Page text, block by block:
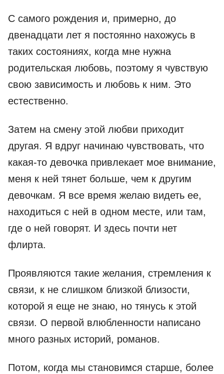
С самого рождения и, примерно, до
двенадцати лет я постоянно нахожусь в
таких состояниях, когда мне нужна
родительская любовь, поэтому я чувствую
свою зависимость и любовь к ним. Это
естественно.
Затем на смену этой любви приходит
другая. Я вдруг начинаю чувствовать, что
какая-то девочка привлекает мое внимание,
меня к ней тянет больше, чем к другим
девочкам. Я все время желаю видеть ее,
находиться с ней в одном месте, или там,
где о ней говорят. И здесь почти нет
флирта.
Проявляются такие желания, стремления к
связи, к не слишком близкой близости,
которой я еще не знаю, но тянусь к этой
связи. О первой влюбленности написано
много разных историй, романов.
Потом, когда мы становимся старше, более